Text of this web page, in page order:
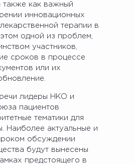
также как важный
инновационных
терапии в
одной из проблем,
участников,
сроков в процессе
или их
лидеры НКО и
пациентов
тематики для
Наиболее актуальные и
обсуждении
будут вынесены
предстоящего в